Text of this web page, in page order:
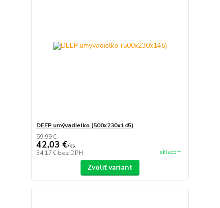
DEEP umývadielko (500x230x145)
59,99 €
42,03 €/ks
34,17 € bez DPH skladom
Zvoliť variant